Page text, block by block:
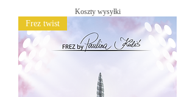
Koszty wysyłki
Frez twist